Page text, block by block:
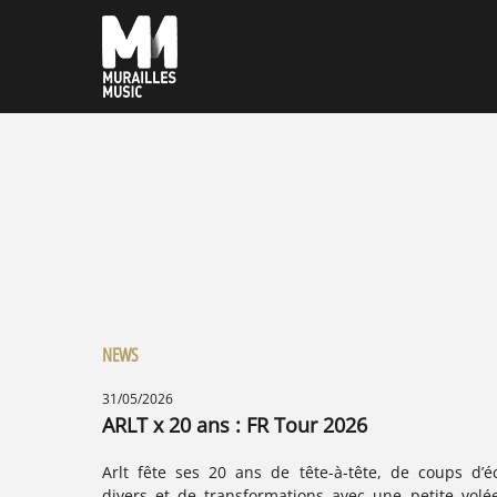
NEWS
31/05/2026
ARLT x 20 ans : FR Tour 2026
Arlt fête ses 20 ans de tête-à-tête, de coups